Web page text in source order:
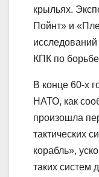
крыльях.
Пойнт» и
исследований
КПК по
В конце 60-х
НАТО, как
произошла
тактических
корабль»,
таких систем